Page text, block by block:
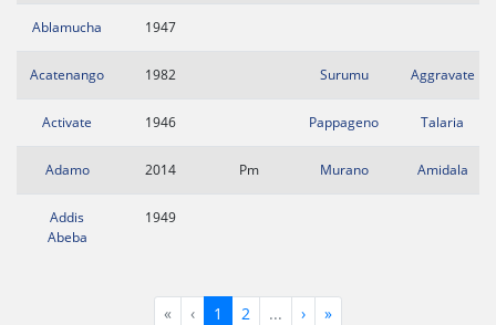
Ablamucha 1947
Acatenango 1982 Surumu Aggravate
Activate 1946 Pappageno Talaria
Adamo 2014 Pm Murano Amidala
Addis
Abeba
1949
« ‹ 1 2 ... › »